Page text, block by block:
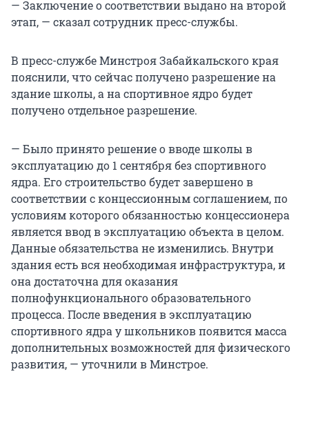
— Заключение о соответствии выдано на второй
этап, — сказал сотрудник пресс-службы.
В пресс-службе Минстроя Забайкальского края
пояснили, что сейчас получено разрешение на
здание школы, а на спортивное ядро будет
получено отдельное разрешение.
— Было принято решение о вводе школы в
эксплуатацию до 1 сентября без спортивного
ядра. Его строительство будет завершено в
соответствии с концессионным соглашением, по
условиям которого обязанностью концессионера
является ввод в эксплуатацию объекта в целом.
Данные обязательства не изменились. Внутри
здания есть вся необходимая инфраструктура, и
она достаточна для оказания
полнофункционального образовательного
процесса. После введения в эксплуатацию
спортивного ядра у школьников появится масса
дополнительных возможностей для физического
развития, — уточнили в Минстрое.